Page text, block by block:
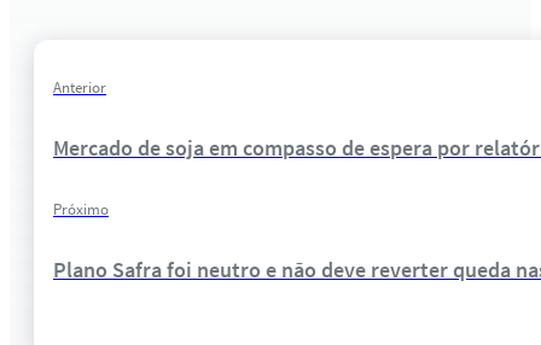
Anterior
Mercado de soja em compasso de espera por
Próximo
Plano Safra foi neutro e não deve reverter queda